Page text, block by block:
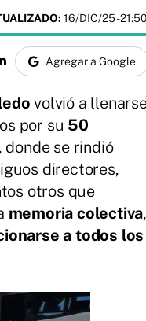
16/DIC/25 - 21:50
Agregar a Google
volvió a
por su 50
, donde se rindió
directores,
otros que
memoria colectiva
a todos los